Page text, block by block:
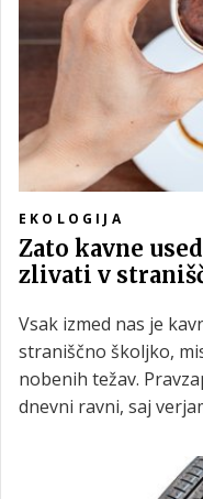
zamenjavo plastike
zemlji?
EKOLOGIJA
Zato kavne
zlivati v
Vsak izmed nas je
straniščno školjko,
nobenih težav.
dnevni ravni, saj
zakaj bi morali za